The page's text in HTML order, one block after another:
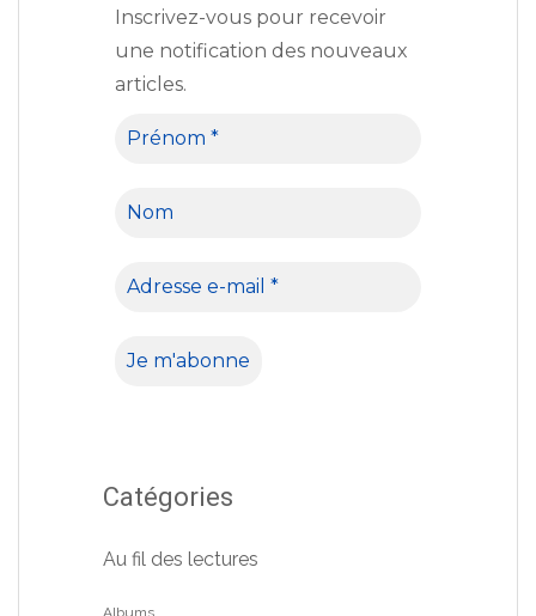
Inscrivez-vous pour recevoir
une notification des nouveaux
articles.
Catégories
Au fil des lectures
Albums